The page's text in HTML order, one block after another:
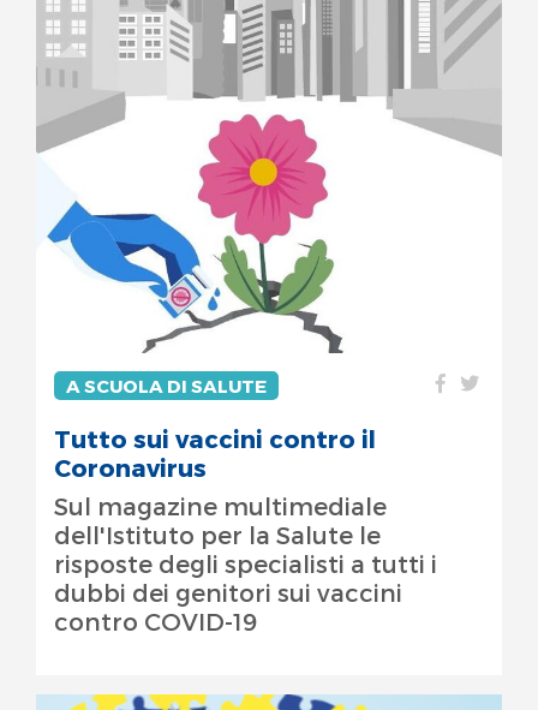
A SCUOLA DI SALUTE
Tutto sui vaccini contro il
Coronavirus
Sul magazine multimediale
dell'Istituto per la Salute le
risposte degli specialisti a tutti i
dubbi dei genitori sui vaccini
contro COVID-19